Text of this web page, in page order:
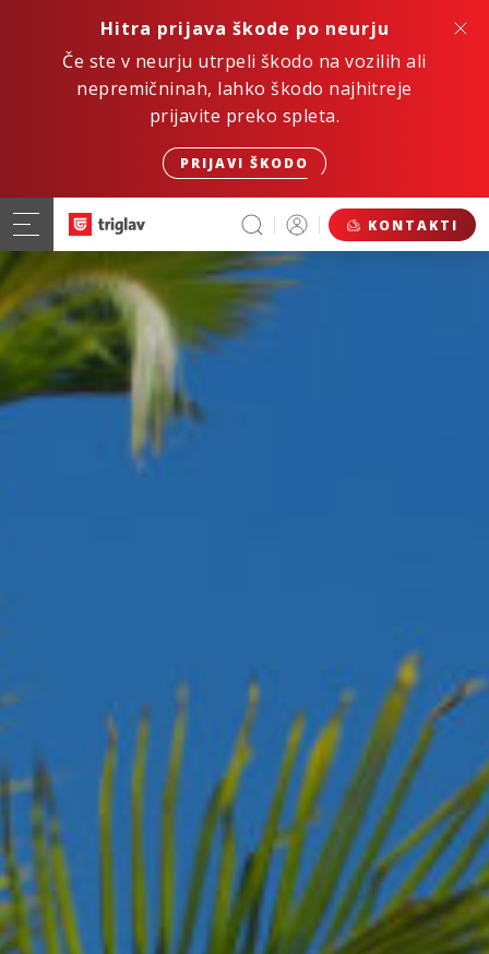
Hitra prijava škode po neurju
Če ste v neurju utrpeli škodo na vozilih ali
nepremičninah, lahko škodo najhitreje
prijavite preko spleta.
PRIJAVI ŠKODO
KONTAKTI